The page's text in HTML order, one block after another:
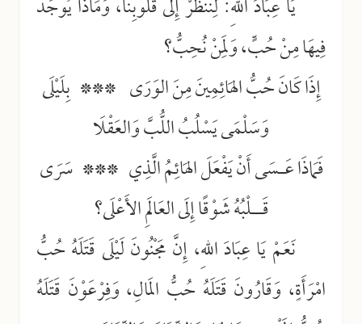
يَا عِبَادَ اللهِ: لِنَنْظُرْ إِلَى قُلُوبِنَا، وَمَاذَا يُوجَدُ
فِيهَا مِنْ حُبٍّ، وَلِمَنْ نُحِبُّ؟
إِذَا كَانَ حُبُّ الهَائِمِينَ مِنَ الوَرَى *** بِلَيْلَى
وَسَلْمَى يَسْلُبُ اللُّبَّ وَالعَقْلَا
فَمَاذَا عَـسَى أَنْ يَفْعَلَ الهَائِمُ الَّذِي *** سَرَى
قَــلْبُهُ شَوْقًا إِلَى العَالَمِ الأَعْلَى؟
نَعَمْ يَا عِبَادَ اللهِ، إِنَّ مَجْنُونَ لَيْلَى قَتَلَهُ حُبُّ
امْرَأَةٍ، وَقَارُونَ قَتَلَهُ حُبُّ المَالِ، وَفِرْعَوْنَ قَتَلَهُ